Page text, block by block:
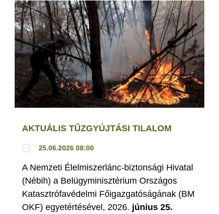
AKTUÁLIS TŰZGYÚJTÁSI TILALOM
25.06.2026 08:00
A Nemzeti Élelmiszerlánc-biztonsági Hivatal
(Nébih) a Belügyminisztérium Országos
Katasztrófavédelmi Főigazgatóságának (BM
OKF) egyetértésével, 2026. június 25.